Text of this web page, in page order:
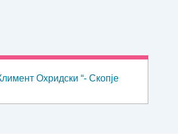
Охридски “- Скопје